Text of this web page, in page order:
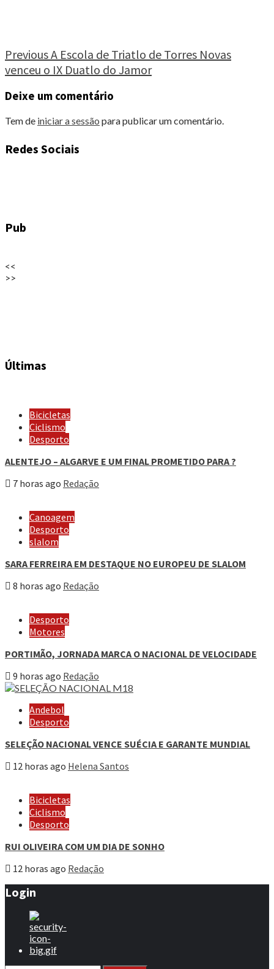
Continue
Reading
PreviousA Escola de Triatlo de Torres Novas
venceu o IX Duatlo do Jamor
Deixe um comentário
Tem de iniciar a sessão para publicar um comentário.
Redes Sociais
Pub
<<
>>
Últimas
Bicicletas
Ciclismo
Desporto
ALENTEJO – ALGARVE E UM FINAL PROMETIDO PARA ?
7 horas ago Redação
Canoagem
Desporto
slalom
SARA FERREIRA EM DESTAQUE NO EUROPEU DE SLALOM
8 horas ago Redação
Desporto
Motores
PORTIMÃO, JORNADA MARCA O NACIONAL DE VELOCIDADE
9 horas ago Redação
Andebol
Desporto
SELEÇÃO NACIONAL VENCE SUÉCIA E GARANTE MUNDIAL
12 horas ago Helena Santos
Bicicletas
Ciclismo
Desporto
RUI OLIVEIRA COM UM DIA DE SONHO
12 horas ago Redação
Login